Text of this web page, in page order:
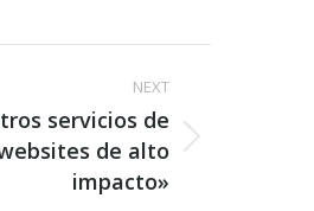
NEXT
servicios de
de alto
impacto»